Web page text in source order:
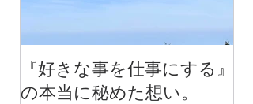
『好きな事を仕事にする』
の本当に秘めた想い。